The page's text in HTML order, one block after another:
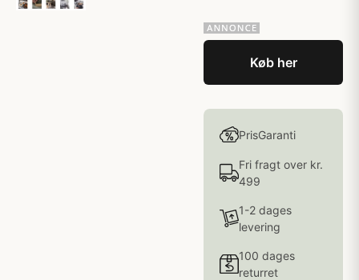
Køb her
PrisGaranti
Fri fragt over kr.
499
1-2 dages
levering
100 dages
returret